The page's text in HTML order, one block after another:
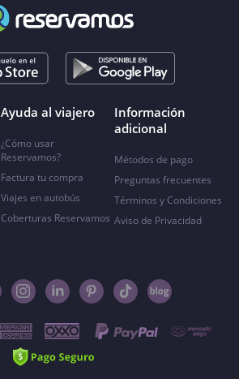
Ayuda al viajero
¿Cómo usar
Reservamos?
Factura tu compra
Viajes en autobús
Coberturas Reservamos
Información
adicional
Métodos de pago
Preguntas frecuentes
Términos y Condiciones
Aviso de Privacidad